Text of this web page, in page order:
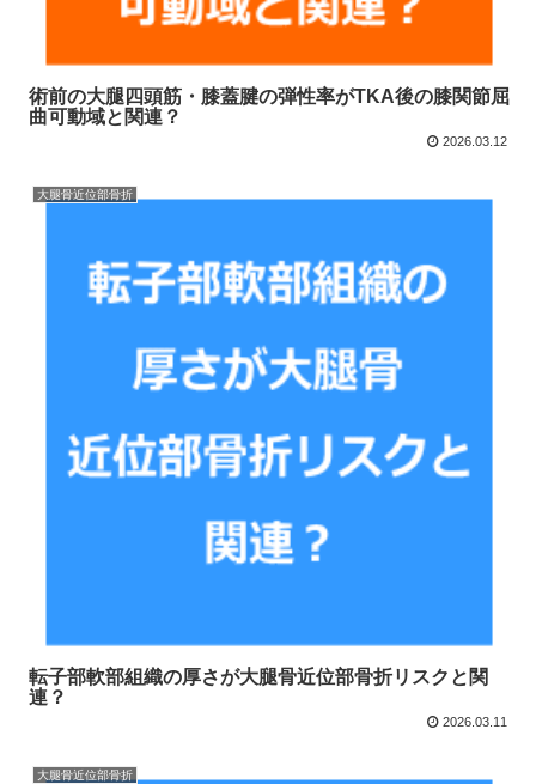
術前の大腿四頭筋・膝蓋腱の弾性率がTKA後の膝関節屈
曲可動域と関連？
2026.03.12
大腿骨近位部骨折
転子部軟部組織の厚さが大腿骨近位部骨折リスクと関
連？
2026.03.11
大腿骨近位部骨折